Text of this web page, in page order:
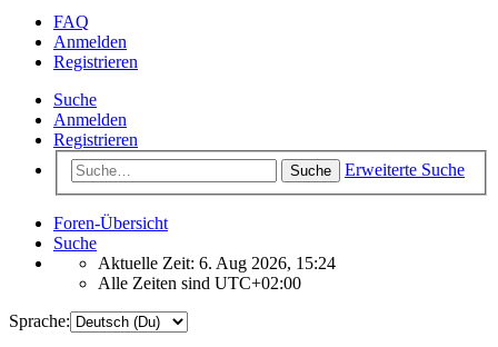
FAQ
Anmelden
Registrieren
Suche
Anmelden
Registrieren
Suche Erweiterte Suche
Foren-Übersicht
Suche
Aktuelle Zeit: 6. Aug 2026, 15:24
Alle Zeiten sind UTC+02:00
Sprache: